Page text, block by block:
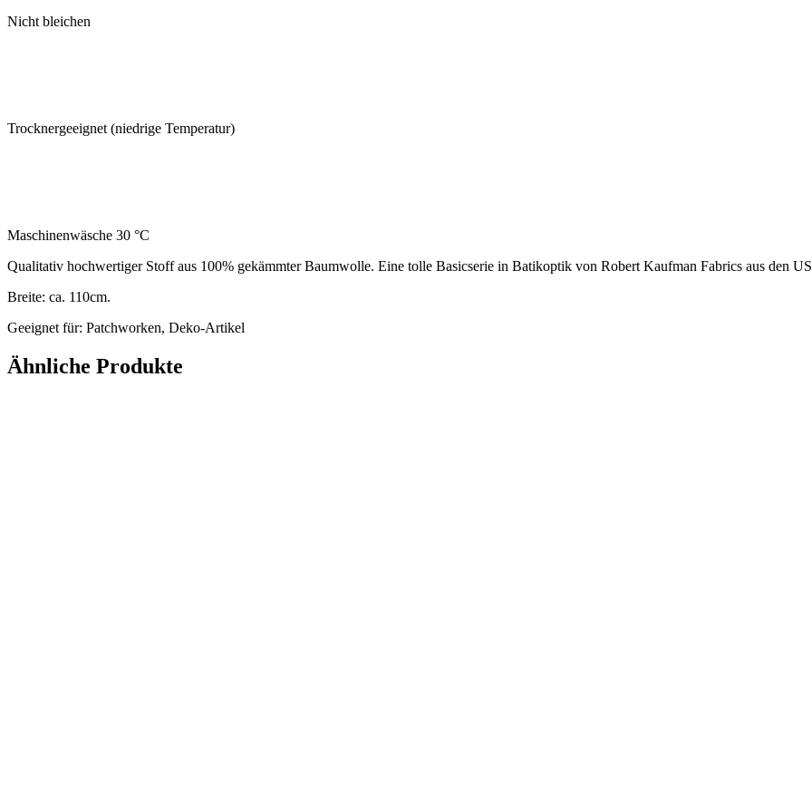
Nicht bleichen
Trocknergeeignet (niedrige Temperatur)
Maschinenwäsche 30 °C
Qualitativ hochwertiger Stoff aus 100% gekämmter Baumwolle. Eine tolle Basicserie in Batikoptik von Robert Kaufman Fabrics aus den
Breite: ca. 110cm.
Geeignet für: Patchworken, Deko-Artikel
Ähnliche Produkte